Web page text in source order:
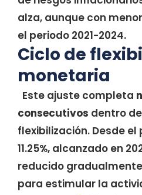
alza, aunque con
el periodo 2021-2024.
Ciclo de
monetaria
Este ajuste completa
consecutivos dentro
flexibilización. Desde
11.25%, alcanzado en
reducido
para estimular la